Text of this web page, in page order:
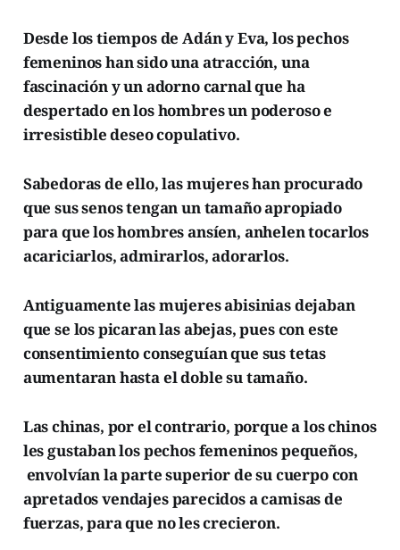
Desde los tiempos de Adán y Eva, los pechos
femeninos han sido una atracción, una
fascinación y un adorno carnal que ha
despertado en los hombres un poderoso e
irresistible deseo copulativo.
Sabedoras de ello, las mujeres han procurado
que sus senos tengan un tamaño apropiado
para que los hombres ansíen, anhelen tocarlos
acariciarlos, admirarlos, adorarlos.
Antiguamente las mujeres abisinias dejaban
que se los picaran las abejas, pues con este
consentimientoconseguían que sus tetas
aumentaran hasta el doble su tamaño.
Las chinas, por el contrario, porque a los chinos
les gustaban los pechos femeninos pequeños,
envolvían la parte superior de su cuerpo con
apretadosvendajes parecidos a camisas de
fuerzas, para que no les crecieron.